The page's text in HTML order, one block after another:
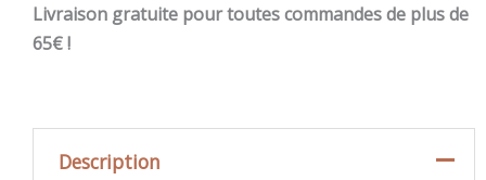
Livraison gratuite pour toutes commandes de plus de
65€ !
Description